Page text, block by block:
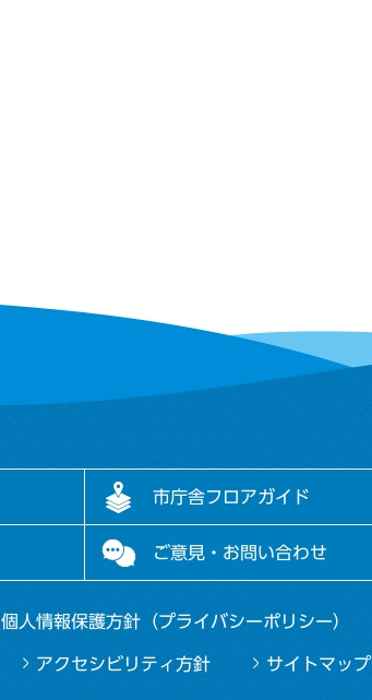
市庁舎フロアガイド
ご意見・お問い合わせ
個人情報保護方針（プライバシーポリシー）
アクセシビリティ方針 サイトマップ